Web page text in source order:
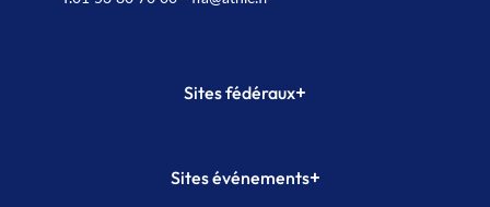
Sites fédéraux+
Plateforme Formation
Sites événements+